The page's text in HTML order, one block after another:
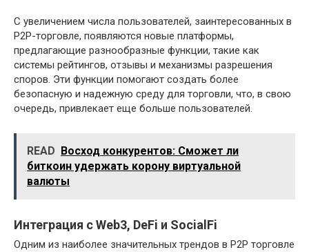
С увеличением числа пользователей, заинтересованных в
P2P-торговле, появляются новые платформы,
предлагающие разнообразные функции, такие как
системы рейтингов, отзывы и механизмы разрешения
споров. Эти функции помогают создать более
безопасную и надежную среду для торговли, что, в свою
очередь, привлекает еще больше пользователей.
READ
Восход конкурентов: Сможет ли
биткоин удержать корону виртуальной
валюты
Интеграция с Web3, DeFi и SocialFi
Одним из наиболее значительных трендов в P2P торговле